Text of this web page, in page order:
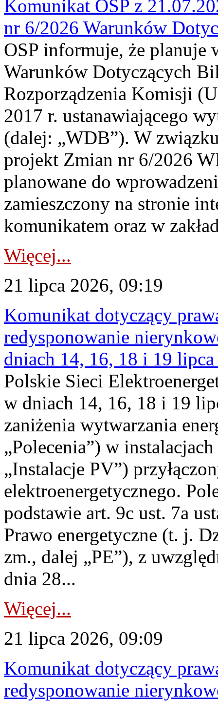
Komunikat OSP z
nr 6/2026 Warunków
OSP informuje, że planuje
Warunków Dotyczących
Rozporządzenia Komisji
2017 r. ustanawiającego
(dalej: „WDB”). W
projekt Zmian nr 6/2026
planowane do
zamieszczony na stronie
komunikatem oraz w
Więcej...
21 lipca 2026, 09:19
Komunikat dotyczący
redysponowanie
dniach 14, 16, 18 i 19
Polskie Sieci
w dniach 14, 16, 18 i 19
zaniżenia wytwarzania
„Polecenia”) w
„Instalacje PV”)
elektroenergetycznego.
podstawie art. 9c ust. 7a
Prawo energetyczne (t. j.
zm., dalej „PE”), z
dnia 28...
Więcej...
21 lipca 2026, 09:09
Komunikat dotyczący
redysponowanie